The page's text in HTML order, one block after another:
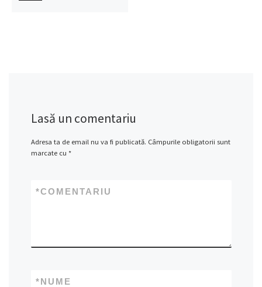
Lasă un comentariu
Adresa ta de email nu va fi publicată. Câmpurile obligatorii sunt
marcate cu *
COMENTARIU
*
NUME
*